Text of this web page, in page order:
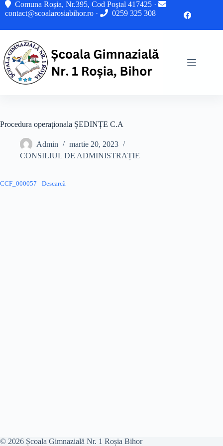
Sari Comuna Roşia, Nr.395, Cod Poştal 417425 ·
contact@scoalarosiabihor.ro · 0259 325 308
Procedura operaționala ȘEDINȚE C.A
Admin
martie 20, 2023
CONSILIUL DE ADMINISTRAȚIE
CCF_000057 Descarcă
© 2026 Școala Gimnazială Nr. 1 Roșia Bihor